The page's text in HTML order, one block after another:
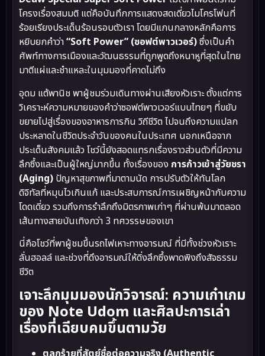
โครงเรื่องสมมติ แต่คือบันทึกการแสดงสดเดี่ยวไมโครโฟนที่
ร้อยเรียงประเด็นร้อนรอบตัวเรา โดยมีแกนกลางหลักคือการ
หยิบยกคำว่า“Soft Power” (ซอฟต์พาวเวอร์)ซึ่งเป็นคำ
ศัพท์ทางการเมืองและวัฒนธรรมที่ถูกพูดถึงหนาหูที่สุดในไทย
มาตีแผ่และชำแหละในมุมมองที่คาดไม่ถึง
อุดม แต้พานิช พาผู้ชมร่วมเดินทางผ่านเสียงหัวเราะ ตั้งแต่การ
วิเคราะห์ความหมายของคำว่าซอฟต์พาวเวอร์แบบไทยๆ ที่ขยับ
ขยายไปสู่เรื่องของอาหารการกิน วิถีชีวิต ไปจนถึงความแปลก
ประหลาดในชีวิตประจำวันของคนในประเทศ นอกเหนือจาก
ประเด็นสังคมแล้ว โชว์นี้ยังสอดแทรกเรื่องราวส่วนตัวที่มีความ
ลึกซึ้งและเป็นผู้ใหญ่มากขึ้น ทั้งเรื่องของ การก้าวเข้าสู่วัยชรา
(Aging) ปัญหาสุขภาพที่มาตามนัด การปรับตัวให้ทันโลก
ดิจิทัลที่หมุนไวเกินแก้ และประสบการณ์การเผชิญหน้ากับความ
โดดเดี่ยว รวมถึงการรำลึกถึงมิตรภาพเก่าๆ ที่ผ่านพ้นมาตลอด
เส้นทางสายบันเทิงกว่า 3 ทศวรรษของเขา
นี่คือโชว์ที่พาผู้ชมขึ้นรถไฟเหาะทางอารมณ์ ที่มีทั้งช่วงหัวเราะ
ลั่นฮอลล์ และช่วงที่ดึงอารมณ์ให้ดิ่งลึกซึ้งพาดพิงถึงสัจธรรม
ชีวิต
เจาะลึกมุมมองนักวิจารณ์: ความเก๋าเกม
ของ Note Udom และศิลปะการเล่า
เรื่องที่เฉียบคมขึ้นตามวัย